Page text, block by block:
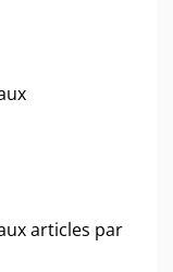
articles par